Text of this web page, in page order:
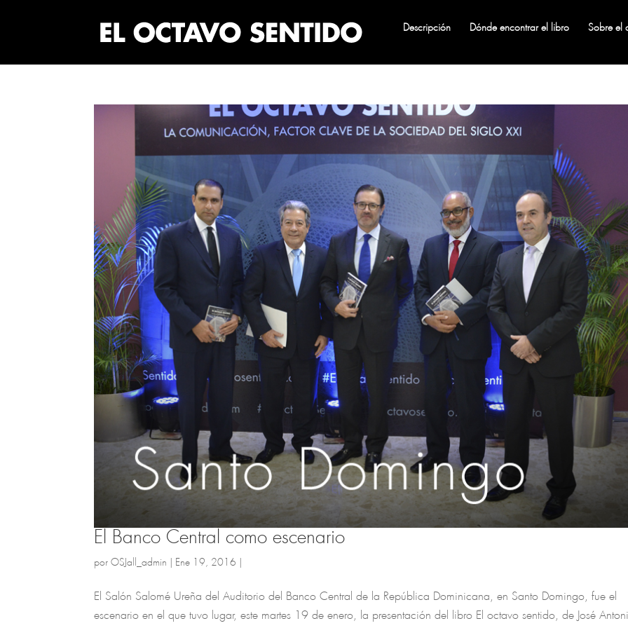
Descripción Dónde encontrar el libro Sobre el
El Banco Central como escenario
porOSJall_admin Ene 19, 2016
El Salón Salomé Ureña del Auditorio del Banco Central de la República Dominicana, en Santo Domingo, fue el
escenario en el que tuvo lugar, este martes 19 de enero, la presentación del libro El octavo sentido, de José